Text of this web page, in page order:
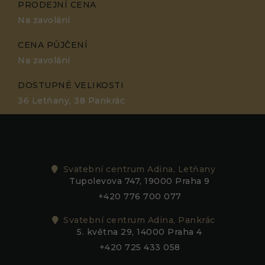
PRODEJNÍ CENA
Na zavolání
CENA PŮJČENÍ
Na zavolání
DOSTUPNÉ VELIKOSTI
36 Letňany, 38 Pankrác
Svatební centrum Adina, Letňany
Tupolevova 747, 19000 Praha 9
+420 776 700 077
Svatební centrum Adina, Pankrác
5. května 29, 14000 Praha 4
+420 725 433 058